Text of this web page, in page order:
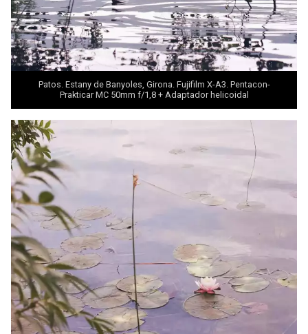
Patos. Estany de Banyoles, Girona. Fujifilm X-A3. Pentacon-
Prakticar MC 50mm f/1,8 + Adaptador helicoidal